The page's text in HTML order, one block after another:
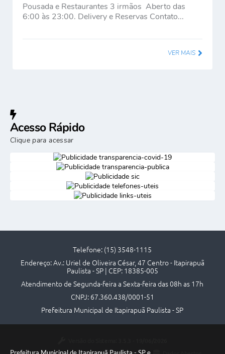
Pousada e Restaurantes 3 irmãos Aberto das
6:00 às 23:00. Delivery e Reservas Contato...
VER MAIS
Acesso Rápido
Clique para acessar
Telefone: (15) 3548-1115
Endereço: Av.: Uriel de Oliveira César, 47 Centro - Itapirapuã
Paulista - SP | CEP: 18385-005
Atendimento de Segunda-feira a Sexta-feira das 08h as 17h
CNPJ: 67.360.438/0001-51
Prefeitura Municipal de Itapirapuã Paulista - SP